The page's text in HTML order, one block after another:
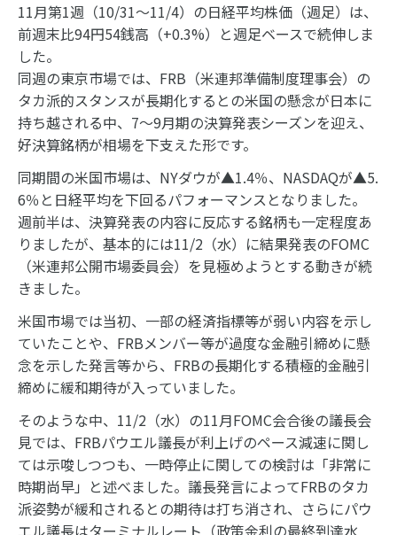
11月第1週（10/31～11/4）の日経平均株価（週足）は、
前週末比94円54銭高（+0.3%）と週足ベースで続伸しま
した。
同週の東京市場では、FRB（米連邦準備制度理事会）の
タカ派的スタンスが長期化するとの米国の懸念が日本に
持ち越される中、7～9月期の決算発表シーズンを迎え、
好決算銘柄が相場を下支えた形です。
同期間の米国市場は、NYダウが▲1.4％、NASDAQが▲5.
6％と日経平均を下回るパフォーマンスとなりました。
週前半は、決算発表の内容に反応する銘柄も一定程度あ
りましたが、基本的には11/2（水）に結果発表のFOMC
（米連邦公開市場委員会）を見極めようとする動きが続
きました。
米国市場では当初、一部の経済指標等が弱い内容を示し
ていたことや、FRBメンバー等が過度な金融引締めに懸
念を示した発言等から、FRBの長期化する積極的金融引
締めに緩和期待が入っていました。
そのような中、11/2（水）の11月FOMC会合後の議長会
見では、FRBパウエル議長が利上げのペース減速に関し
ては示唆しつつも、一時停止に関しての検討は「非常に
時期尚早」と述べました。議長発言によってFRBのタカ
派姿勢が緩和されるとの期待は打ち消され、さらにパウ